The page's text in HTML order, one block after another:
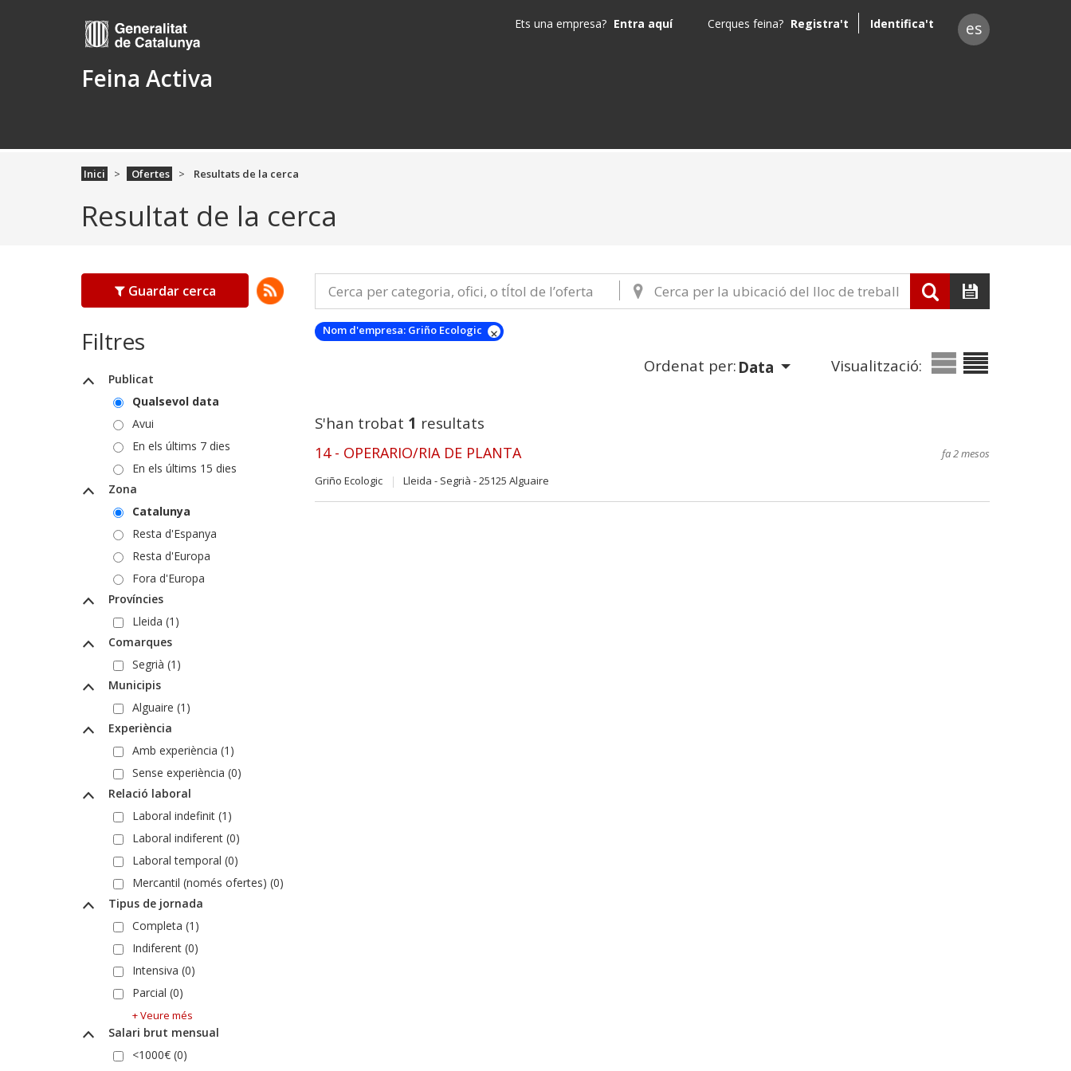
Feina Activa
Ets una empresa? Entra aquí Cerques feina? Registra't Identifica't es
Inici Ofertes Resultats de la cerca
Resultat de la cerca
Guardar cerca
Filtres
Publicat
Qualsevol data
Avui
En els últims 7 dies
En els últims 15 dies
Zona
Catalunya
Resta d'Espanya
Resta d'Europa
Fora d'Europa
Províncies
Lleida (1)
Comarques
Segrià (1)
Municipis
Alguaire (1)
Experiència
Amb experiència (1)
Sense experiència (0)
Relació laboral
Laboral indefinit (1)
Laboral indiferent (0)
Laboral temporal (0)
Mercantil (només ofertes) (0)
Tipus de jornada
Completa (1)
Indiferent (0)
Intensiva (0)
Parcial (0)
+ Veure més
Salari brut mensual
<1000€ (0)
Nom d'empresa:Griño Ecologic
Ordenat per: Data Visualització:
S'han trobat 1 resultats
14 - OPERARIO/RIA DE PLANTA
fa 2 mesos
Griño Ecologic
Lleida - Segrià - 25125 Alguaire